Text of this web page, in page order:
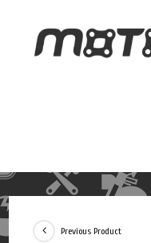
Previous Product